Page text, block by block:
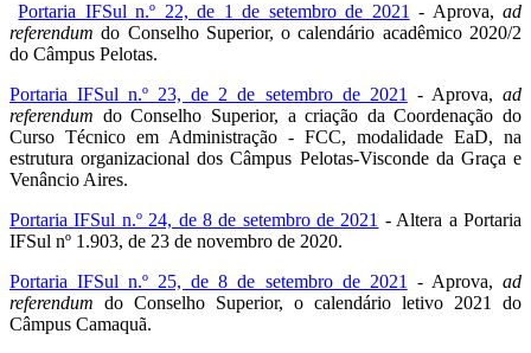
Portaria IFSul n.º 22, de 1 de setembro de 2021 - Aprova,ad
referendum do Conselho Superior, o calendário acadêmico 2020/2
do Câmpus Pelotas.
Portaria IFSul n.º 23, de 2 de setembro de 2021
- Aprova, ad
referendum do Conselho Superior, a criação da Coordenação do
Curso Técnico em Administração - FCC, modalidade EaD, na
estrutura organizacional dos Câmpus Pelotas-Visconde da Graça e
Venâncio Aires.
Portaria IFSul n.º 24, de 8 de setembro de 2021 - Altera a Portaria
IFSul nº 1.903, de 23 de novembro de 2020.
Portaria IFSul n.º 25, de 8 de setembro de 2021
- Aprova, ad
referendum do Conselho Superior, o calendário letivo 2021 do
Câmpus Camaquã.